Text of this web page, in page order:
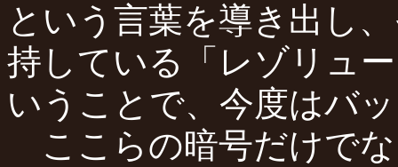
という言葉を導き出し
持している「レゾリュ
いうことで、今度はバ
ここらの暗号だけで